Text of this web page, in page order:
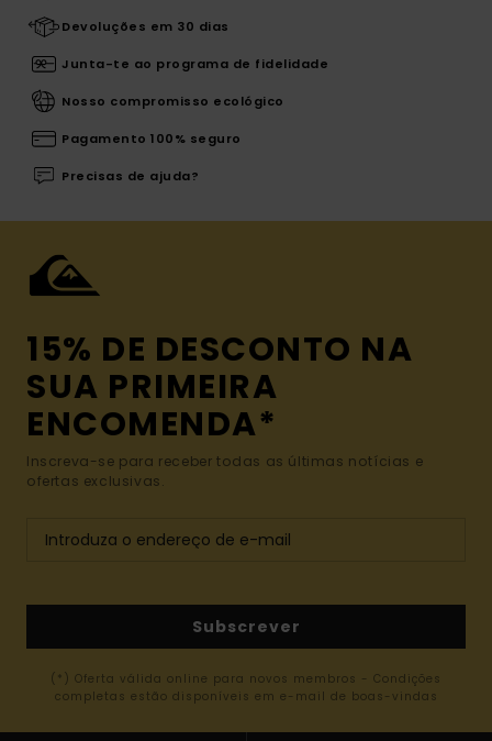
Devoluções em 30 dias
Junta-te ao programa de fidelidade
Nosso compromisso ecológico
Pagamento 100% seguro
Precisas de ajuda?
15% DE DESCONTO NA
SUA PRIMEIRA
ENCOMENDA*
Inscreva-se para receber todas as últimas notícias e
ofertas exclusivas.
Subscrever
(*) Oferta válida online para novos membros - Condições
completas estão disponíveis em e-mail de boas-vindas